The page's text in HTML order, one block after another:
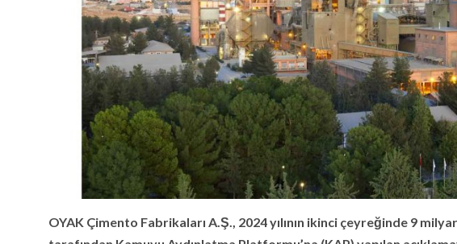
OYAK Çimento Fabrikaları A.Ş., 2024 yılının ikinci çeyreğinde 9